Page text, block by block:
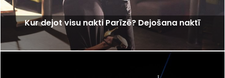
Kur dejot visu nakti Parīzē? Dejošana naktī